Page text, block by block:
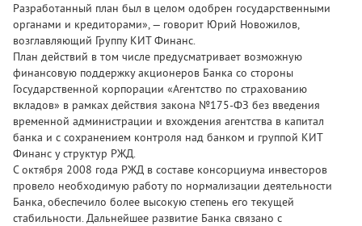
Разработанный план был в целом одобрен государственными
органами и кредиторами», — говорит Юрий Новожилов,
возглавляющий Группу КИТ Финанс.
План действий в том числе предусматривает возможную
финансовую поддержку акционеров Банка со стороны
Государственной корпорации «Агентство по страхованию
вкладов» в рамках действия закона №175-ФЗ без введения
временной администрации и вхождения агентства в капитал
банка и с сохранением контроля над банком и группой КИТ
Финанс у структур РЖД.
С октября 2008 года РЖД в составе консорциума инвесторов
провело необходимую работу по нормализации деятельности
Банка, обеспечило более высокую степень его текущей
стабильности. Дальнейшее развитие Банка связано с